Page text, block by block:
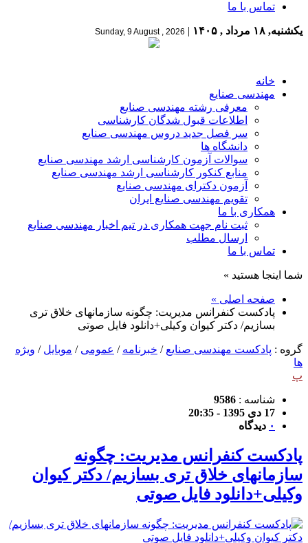
تماس با ما
یکشنبه, ۱۸ مرداد , ۱۴۰۵ |
Sunday, 9 August , 2026
خانه
مهندسی صنایع
معرفی رشته مهندسی صنایع
اطلاعات قبول شدگان کارشناسی
سر فصل جدید دروس مهندسی صنایع
دانشگاه ها
سوالات آزمون کارشناسی ارشد مهندسی صنایع
منابع کنکور کارشناسی ارشد مهندسی صنایع
آزمون دکترای مهندسی صنایع
تقویم مهندسی صنایع ایران
همکاری با ما
ثبت نام جهت همکاری در تیم اخبار مهندسی صنایع
ارسال مطلب
تماس با ما
شما اینجا هستید »
صفحه اصلی »
پادکست کنفرانس مدیریت: چگونه سازمانهای خلاق تری
بسازیم/ دکتر کیوان وکیلی+دانلود فایل صوتی
گروه : پادکست مهندسی صنایع / خبرنامه / عمومی / موبایل / ویژه
ها
پ
شناسه : 9586
17 دی 1395 - 20:35
۰ دیدگاه
پادکست کنفرانس مدیریت: چگونه
سازمانهای خلاق تری بسازیم/ دکتر کیوان
وکیلی+دانلود فایل صوتی